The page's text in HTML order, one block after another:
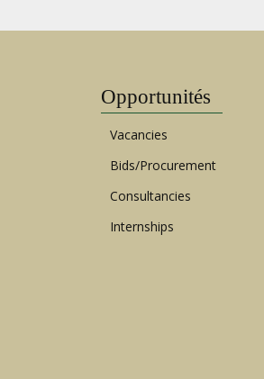
Opportunités
Vacancies
Bids/Procurement
Consultancies
Internships